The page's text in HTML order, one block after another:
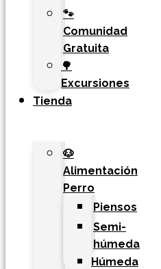
🐾
Comunidad
Gratuita
🌳
Excursiones
Tienda
🐶
Alimentación
Perro
Piensos
Semi-
húmeda
Húmeda